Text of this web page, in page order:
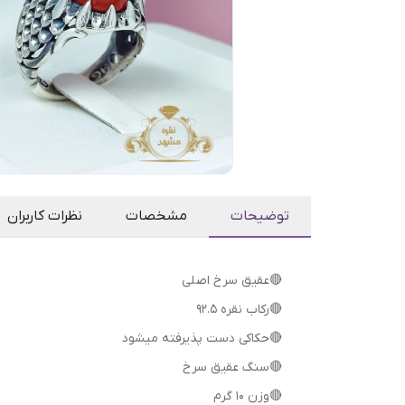
توضیحات مشخصات نظرات کاربران
🔴عقیق سرخ اصلی
🔴رکاب نقره 92.5
🔴حکاکی دست پذیرفته میشود
🔴سنگ عقیق سرخ
🔴وزن 10 گرم